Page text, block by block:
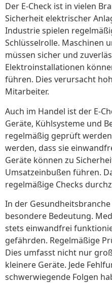
Der E-Check ist in vielen
Sicherheit elektrischer
Industrie spielen
Schlüsselrolle. Maschinen
müssen sicher und
Elektroinstallationen
führen. Dies verursacht
Mitarbeiter.
Auch im Handel ist der E-
Geräte, Kühlsysteme und
regelmäßig geprüft
werden, dass sie
Geräte können zu
Umsatzeinbußen führen.
regelmäßige Checks
In der
besondere Bedeutung.
stets einwandfrei
gefährden. Regelmäßige
Dies umfasst nicht nur
kleinere Geräte. Jede
schwerwiegende Folgen